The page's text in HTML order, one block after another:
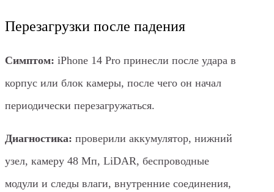
Перезагрузки после падения
Симптом: iPhone 14 Pro принесли после удара в
корпус или блок камеры, после чего он начал
периодически перезагружаться.
Диагностика: проверили аккумулятор, нижний
узел, камеру 48 Мп, LiDAR, беспроводные
модули и следы влаги, внутренние соединения,